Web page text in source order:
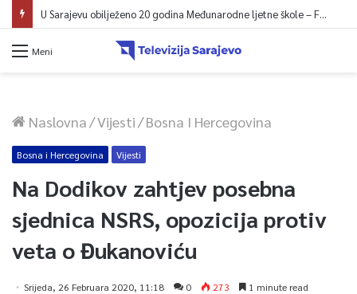
U Sarajevu obilježeno 20 godina Međunarodne ljetne škole – Fokus na izazovima međunarodne pravde
Meni
Naslovna/Vijesti/Bosna I Hercegovina
Bosna i Hercegovina Vijesti
Na Dodikov zahtjev posebna
sjednica NSRS, opozicija protiv
veta o Đukanoviću
Srijeda, 26 Februara 2020, 11:18 0 273 1 minute read